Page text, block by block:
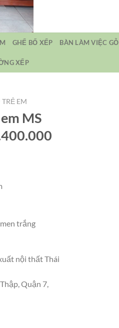
GHẾ BỐ XẾP BÀN LÀM VIỆC GỖ
XẾP
EM
MS
trắng
nội thất Thái
Quận 7,